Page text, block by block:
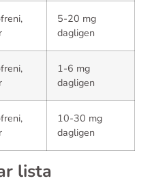
5-20 mg
dagligen
1-6 mg
dagligen
10-30 mg
dagligen
lista